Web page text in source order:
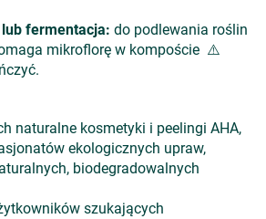
fermentacja: do podlewania roślin
mikroflorę w kompoście ⚠️
naturalne kosmetyki i peelingi AHA,
ekologicznych upraw,
biodegradowalnych
szukających